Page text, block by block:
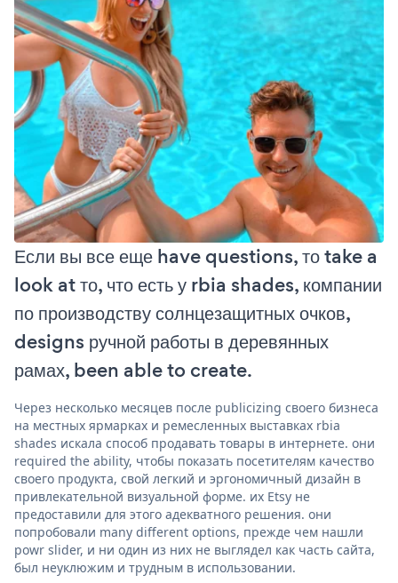
Если вы все еще have questions, то take a
look at то, что есть у rbia shades, компании
по производству солнцезащитных очков,
designs ручной работы в деревянных
рамах, been able to create.
Через несколько месяцев после publicizing своего бизнеса
на местных ярмарках и ремесленных выставках rbia
shades искала способ продавать товары в интернете. они
required the ability, чтобы показать посетителям качество
своего продукта, свой легкий и эргономичный дизайн в
привлекательной визуальной форме. их Etsy не
предоставили для этого адекватного решения. они
попробовали many different options, прежде чем нашли
powr slider, и ни один из них не выглядел как часть сайта,
был неуклюжим и трудным в использовании.